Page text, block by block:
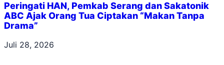
Peringati HAN, Pemkab Serang dan Sakatonik
ABC Ajak Orang Tua Ciptakan “Makan Tanpa
Drama”
Juli 28, 2026